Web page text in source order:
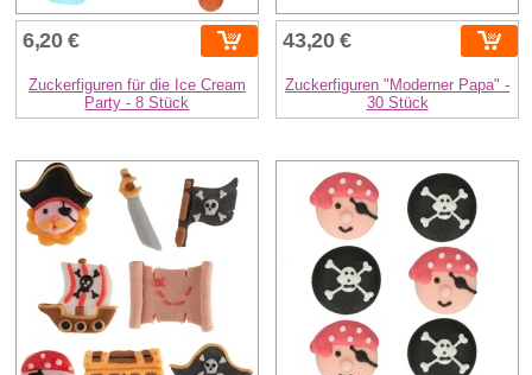
6,20 €
Zuckerfiguren für die Ice Cream
Party - 8 Stück
43,20 €
Zuckerfiguren "Moderner Papa" -
30 Stück